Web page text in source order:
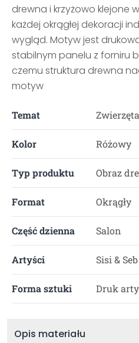
drewna i krzyżowo klejone
każdej okrągłej dekoracji
wygląd. Motyw jest
stabilnym panelu z forniru
czemu struktura drewna
motyw
Temat Zwierzęta
Kolor Różowy
Typ produktu Obraz
Format Okrągły
Część dzienna Salon
Artyści Sisi & Seb
Forma sztuki Druk
Opis materiału